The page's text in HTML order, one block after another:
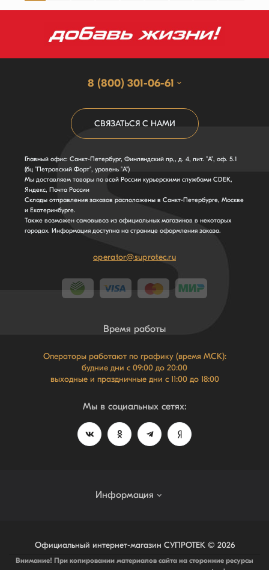
8 (800) 301-06-61
СВЯЗАТЬСЯ С НАМИ
Главный офис: Санкт-Петербург, Финляндский пр,, д. 4, лит. "А", оф. 5.1
(бц "Петровский Форт", уровень "А")
Мы доставляем товары по всей России курьерскими службами CDEK,
Яндекс, Почта России
Склады отправления заказов расположены в Санкт-Петербурге, Москве
и Екатеринбурге.
Также возможен самовывоз из официальных магазинов в некоторых
городах. Информация доступна на странице оформления заказа.
operator@suprotec.ru
Информация
О магазине
Время работы
Операторы работают по графику (время МСК):
будние дни с 09:00 до 20:00
выходные и праздничные дни с 11:00 до 18:00
Мы в социальных сетях:
Официальный интернет-магазин СУПРОТЕК © 2026
Внимание! При копировании материалов сайта на сторонние ресурсы